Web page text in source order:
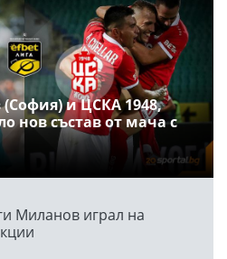
и ЦСКА 1948,
нов състав от мача с
Миланов играл на